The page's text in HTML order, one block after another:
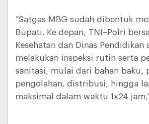
“Satgas MBG sudah dibentuk
Bupati. Ke depan, TNI–Polri
Kesehatan dan Dinas Pendidikan
melakukan inspeksi rutin serta
sanitasi, mulai dari bahan baku,
pengolahan, distribusi, hingga
maksimal dalam waktu 1x24